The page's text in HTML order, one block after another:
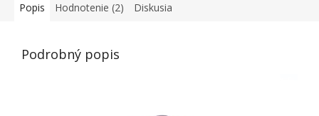
Popis Hodnotenie (2) Diskusia
Podrobný popis